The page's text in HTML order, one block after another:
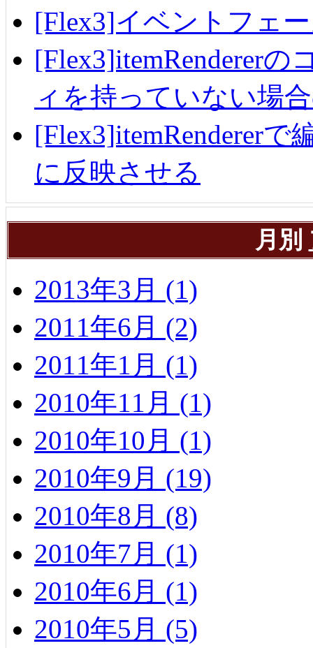
[Flex3]イベントフェ
[Flex3]itemRenderer
ィを持っていない場
[Flex3]itemRendererで
に反映させる
月別
2013年3月 (1)
2011年6月 (2)
2011年1月 (1)
2010年11月 (1)
2010年10月 (1)
2010年9月 (19)
2010年8月 (8)
2010年7月 (1)
2010年6月 (1)
2010年5月 (5)